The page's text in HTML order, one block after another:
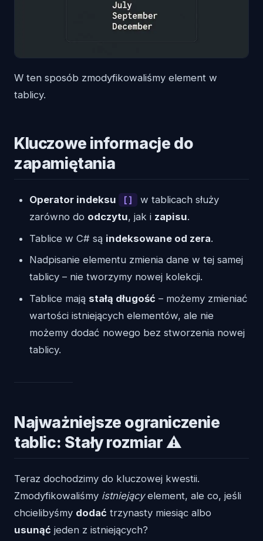
W ten sposób zmodyfikowaliśmy element w
tablicy.
Kluczowe informacje do
zapamiętania
Operator indeksu []
w tablicach służy
zarówno do odczytu, jak i zapisu.
Tablice w C# są indeksowane od zera.
Nadpisanie elementu zmienia dane w tej samej
tablicy – nie tworzymy nowej kolekcji.
Tablice mają stałą długość – możemy zmieniać
wartości istniejących elementów, ale nie
możemy dodać nowego bez stworzenia nowej
tablicy.
Najważniejsze ograniczenie
tablic: Stały rozmiar ⚠️
Teraz dochodzimy do kluczowej kwestii.
Zmodyfikowaliśmy istniejącyelement, ale co, jeśli
chcielibyśmy dodać trzynasty miesiąc albo
usunąć jeden z istniejących?